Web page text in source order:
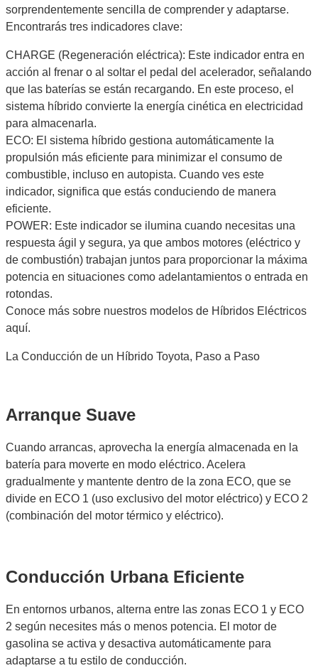
sorprendentemente sencilla de comprender y adaptarse.
Encontrarás tres indicadores clave:
CHARGE (Regeneración eléctrica): Este indicador entra en
acción al frenar o al soltar el pedal del acelerador, señalando
que las baterías se están recargando. En este proceso, el
sistema híbrido convierte la energía cinética en electricidad
para almacenarla.
ECO: El sistema híbrido gestiona automáticamente la
propulsión más eficiente para minimizar el consumo de
combustible, incluso en autopista. Cuando ves este
indicador, significa que estás conduciendo de manera
eficiente.
POWER: Este indicador se ilumina cuando necesitas una
respuesta ágil y segura, ya que ambos motores (eléctrico y
de combustión) trabajan juntos para proporcionar la máxima
potencia en situaciones como adelantamientos o entrada en
rotondas.
Conoce más sobre nuestros modelos de Híbridos Eléctricos
aquí.
La Conducción de un Híbrido Toyota, Paso a Paso
Arranque Suave
Cuando arrancas, aprovecha la energía almacenada en la
batería para moverte en modo eléctrico. Acelera
gradualmente y mantente dentro de la zona ECO, que se
divide en ECO 1 (uso exclusivo del motor eléctrico) y ECO 2
(combinación del motor térmico y eléctrico).
Conducción Urbana Eficiente
En entornos urbanos, alterna entre las zonas ECO 1 y ECO
2 según necesites más o menos potencia. El motor de
gasolina se activa y desactiva automáticamente para
adaptarse a tu estilo de conducción.